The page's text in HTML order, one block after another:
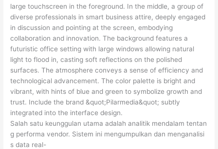
large touchscreen in the foreground. In the middle, a group of
diverse professionals in smart business attire, deeply engaged
in discussion and pointing at the screen, embodying
collaboration and innovation. The background features a
futuristic office setting with large windows allowing natural
light to flood in, casting soft reflections on the polished
surfaces. The atmosphere conveys a sense of efficiency and
technological advancement. The color palette is bright and
vibrant, with hints of blue and green to symbolize growth and
trust. Include the brand &quot;Pilarmedia&quot; subtly
integrated into the interface design.
Salah satu keunggulan utama adalah analitik mendalam tentan
g performa vendor. Sistem ini mengumpulkan dan menganalisi
s data real-